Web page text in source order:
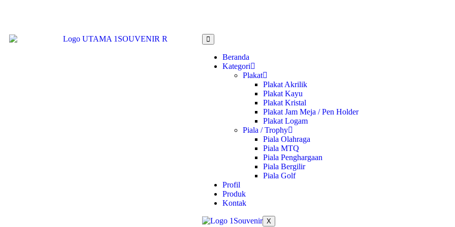
Beranda
Kategori
Plakat
Plakat Akrilik
Plakat Kayu
Plakat Kristal
Plakat Jam Meja / Pen Holder
Plakat Logam
Piala / Trophy
Piala Olahraga
Piala MTQ
Piala Penghargaan
Piala Bergilir
Piala Golf
Profil
Produk
Kontak
X